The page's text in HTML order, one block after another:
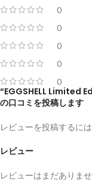
0
0
0
0
0
レビュー
レビューはまだありませ
“EGGSHELL Limited
の口コミを投稿します
レビューを投稿するには